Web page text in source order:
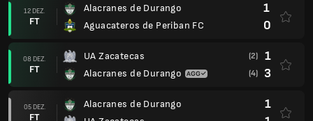
12 DEZ.
FT
Alacranes de Durango
Aguacateros de Periban FC
1
0
08 DEZ.
FT
UA Zacatecas
Alacranes de Durango
(2) 1
(4) 3
05 DEZ.
FT
Alacranes de Durango
1